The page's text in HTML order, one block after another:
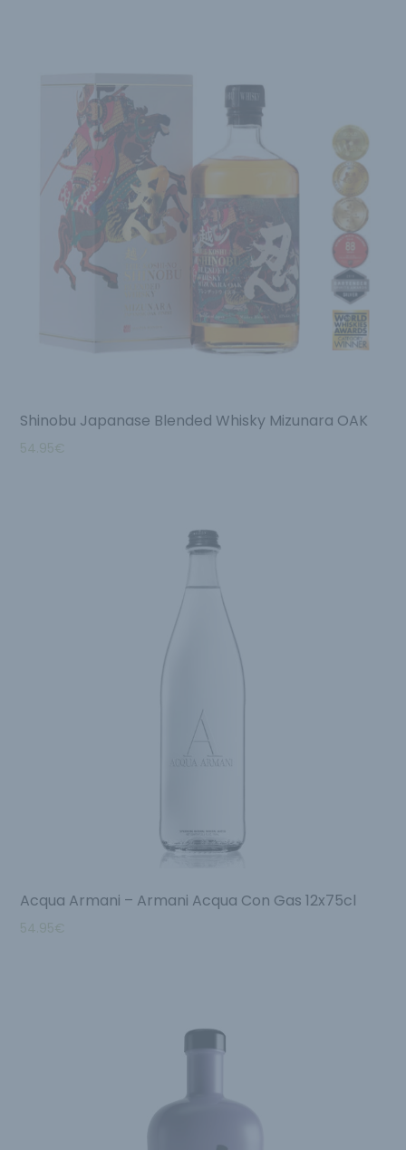
Shinobu Japanase Blended Whisky Mizunara OAK
54.95€
Acqua Armani – Armani Acqua Con Gas 12x75cl
54.95€